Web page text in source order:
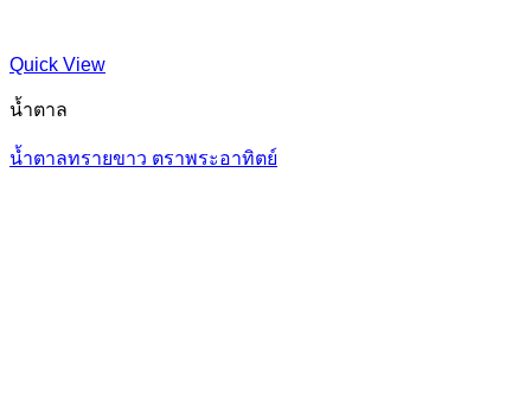
Quick View
น้ำตาล
น้ำตาลทรายขาว ตราพระอาทิตย์